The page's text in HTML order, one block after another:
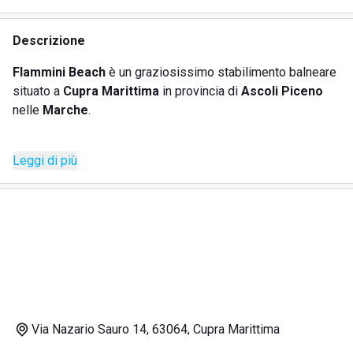
Descrizione
Flammini Beach è un graziosissimo stabilimento balneare
situato a Cupra Marittima in provincia di Ascoli Piceno
nelle Marche.
disponibile ed offre una spiaggia pulita, accogliente e ben
attrezzata. Infatti, all'interno dellostabilimento balneare
Leggi di più
Via Nazario Sauro 14, 63064, Cupra Marittima